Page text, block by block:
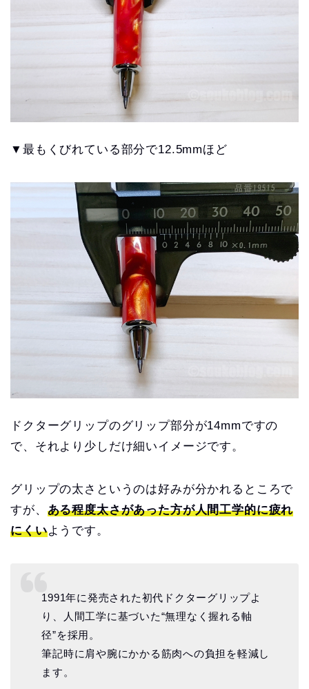
▼最もくびれている部分で12.5mmほど
ドクターグリップのグリップ部分が14mmですの
で、それより少しだけ細いイメージです。
グリップの太さというのは好みが分かれるところで
すが、 ある程度太さがあった方が人間工学的に疲れ
にくいようです。
1991年に発売された初代ドクターグリップよ
り、人間工学に基づいた“無理なく握れる軸
径”を採用。
筆記時に肩や腕にかかる筋肉への負担を軽減し
ます。